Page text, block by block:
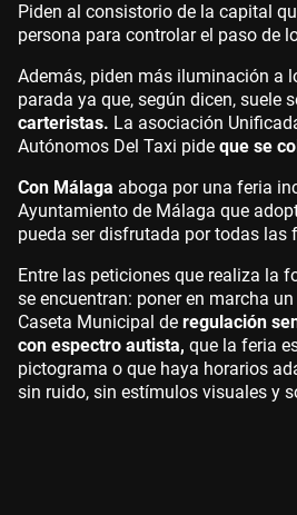
Piden al consistorio de la capital
persona para controlar el paso de
Además, piden más iluminación a
parada ya que, según dicen, suele
carteristas. La asociación
Autónomos Del Taxi pide que se
Con Málaga aboga por una feria
Ayuntamiento de Málaga que
pueda ser disfrutada por todas las
Entre las peticiones que realiza la
se encuentran: poner en marcha
Caseta Municipal de regulación
con espectro autista, que la feria
pictograma o que haya horarios
sin ruido, sin estímulos visuales y